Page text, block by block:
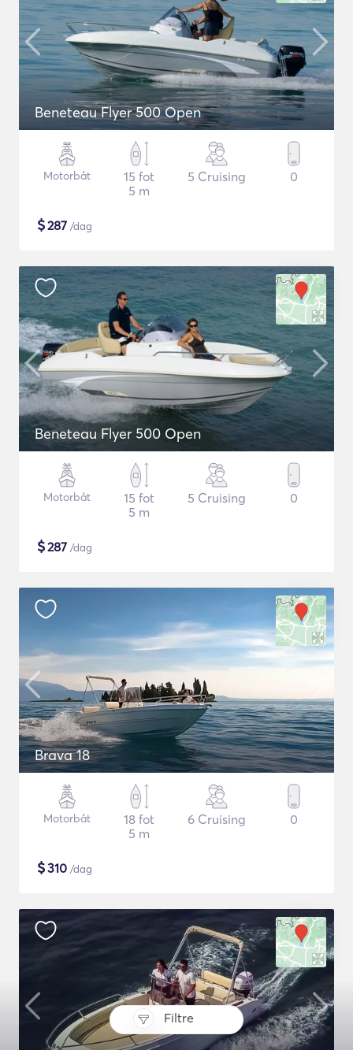
Filtre
Beneteau Flyer 500 Open
Motorbåt
15 fot
5 m
5 Cruising 0
$287 /dag
Beneteau Flyer 500 Open
Motorbåt
15 fot
5 m
5 Cruising 0
$287 /dag
Brava 18
Motorbåt
18 fot
5 m
6 Cruising 0
$310 /dag